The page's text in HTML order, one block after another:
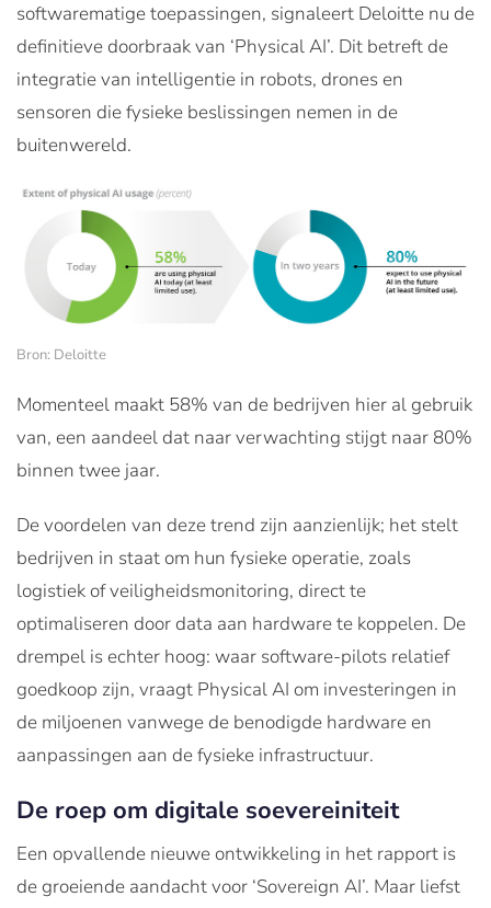
softwarematige toepassingen, signaleert Deloitte nu de
definitieve doorbraak van ‘Physical AI’. Dit betreft de
integratie van intelligentie in robots, drones en
sensoren die fysieke beslissingen nemen in de
buitenwereld.
Bron: Deloitte
Momenteel maakt 58% van de bedrijven hier al gebruik
van, een aandeel dat naar verwachting stijgt naar 80%
binnen twee jaar.
De voordelen van deze trend zijn aanzienlijk; het stelt
bedrijven in staat om hun fysieke operatie, zoals
logistiek of veiligheidsmonitoring, direct te
optimaliseren door data aan hardware te koppelen. De
drempel is echter hoog: waar software-pilots relatief
goedkoop zijn, vraagt Physical AI om investeringen in
de miljoenen vanwege de benodigde hardware en
aanpassingen aan de fysieke infrastructuur.
De roep om digitale soevereiniteit
Een opvallende nieuwe ontwikkeling in het rapport is
de groeiende aandacht voor ‘Sovereign AI’. Maar liefst